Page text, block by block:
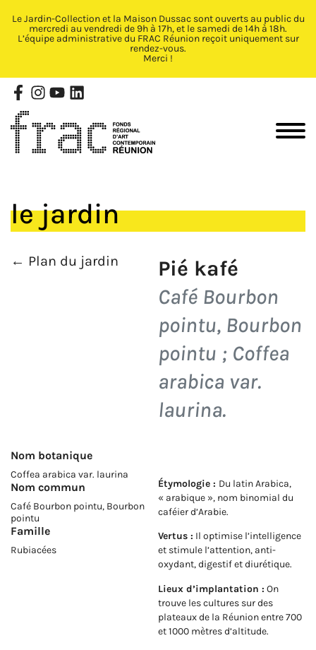
Fermer X
Le Jardin-Collection et la Maison Dussac sont ouverts au public du
mercredi au vendredi de 9h à 17h, et le samedi de 14h à 18h.
L’équipe administrative du FRAC Réunion reçoit uniquement sur
rendez-vous.
Merci !
le jardin
← Plan du jardin
Pié kafé
Café Bourbon
pointu, Bourbon
pointu ; Coffea
arabica var.
laurina.
Nom botanique
Coffea arabica var. laurina
Nom commun
Café Bourbon pointu, Bourbon
pointu
Famille
Rubiacées
Étymologie : Du latin Arabica,
« arabique », nom binomial du
caféier d’Arabie.
Vertus : Il optimise l’intelligence
et stimule l’attention, anti-
oxydant, digestif et diurétique.
Lieux d’implantation : On
trouve les cultures sur des
plateaux de la Réunion entre 700
et 1000 mètres d’altitude.